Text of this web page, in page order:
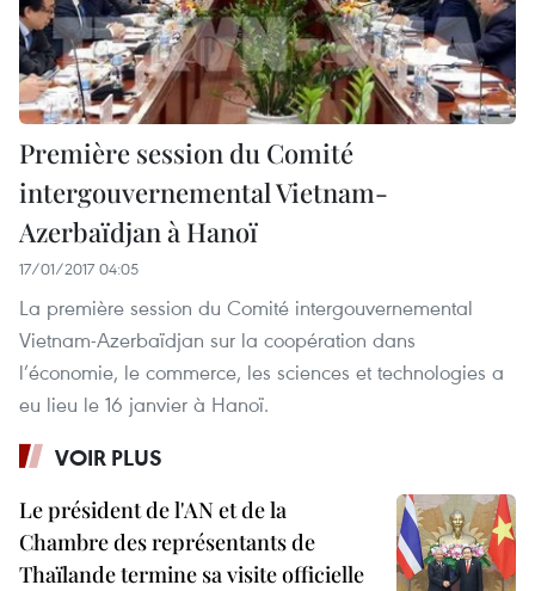
Première session du Comité
intergouvernemental Vietnam-
Azerbaïdjan à Hanoï
17/01/2017 04:05
La première session du Comité intergouvernemental
Vietnam-Azerbaïdjan sur la coopération dans
l’économie, le commerce, les sciences et technologies a
eu lieu le 16 janvier à Hanoï.
VOIR PLUS
Le président de l'AN et de la
Chambre des représentants de
Thaïlande termine sa visite officielle